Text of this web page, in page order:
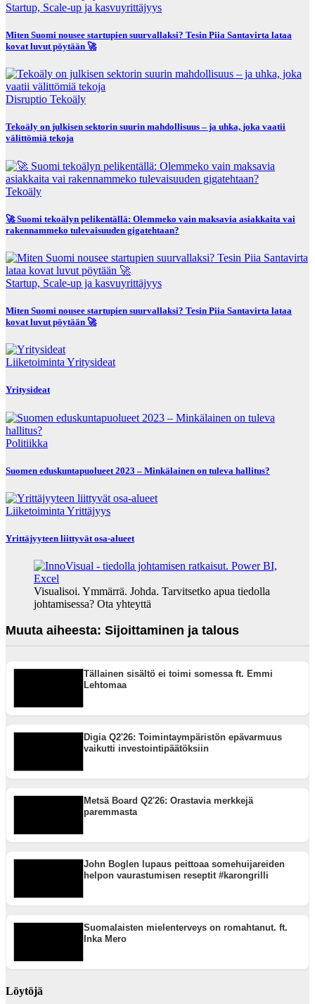
Startup, Scale-up ja kasvuyrittäjyys
Miten Suomi nousee startupien suurvallaksi? Tesin Piia Santavirta lataa
kovat luvut pöytään 🚀
Disruptio Tekoäly
Tekoäly on julkisen sektorin suurin mahdollisuus – ja uhka, joka vaatii
välittömiä tekoja
Tekoäly
🚀 Suomi tekoälyn pelikentällä: Olemmeko vain maksavia asiakkaita vai
rakennammeko tulevaisuuden gigatehtaan?
Startup, Scale-up ja kasvuyrittäjyys
Miten Suomi nousee startupien suurvallaksi? Tesin Piia Santavirta lataa
kovat luvut pöytään 🚀
Liiketoiminta Yritysideat
Yritysideat
Politiikka
Suomen eduskuntapuolueet 2023 – Minkälainen on tuleva hallitus?
Liiketoiminta Yrittäjyys
Yrittäjyyteen liittyvät osa-alueet
Visualisoi. Ymmärrä. Johda. Tarvitsetko apua tiedolla
johtamisessa? Ota yhteyttä
Muuta aiheesta: Sijoittaminen ja talous
Tällainen sisältö ei toimi somessa ft. Emmi
Lehtomaa
Digia Q2'26: Toimintaympäristön epävarmuus
vaikutti investointipäätöksiin
Metsä Board Q2'26: Orastavia merkkejä
paremmasta
John Boglen lupaus peittoaa somehuijareiden
helpon vaurastumisen reseptit #karongrilli
Suomalaisten mielenterveys on romahtanut. ft.
Inka Mero
Löytöjä